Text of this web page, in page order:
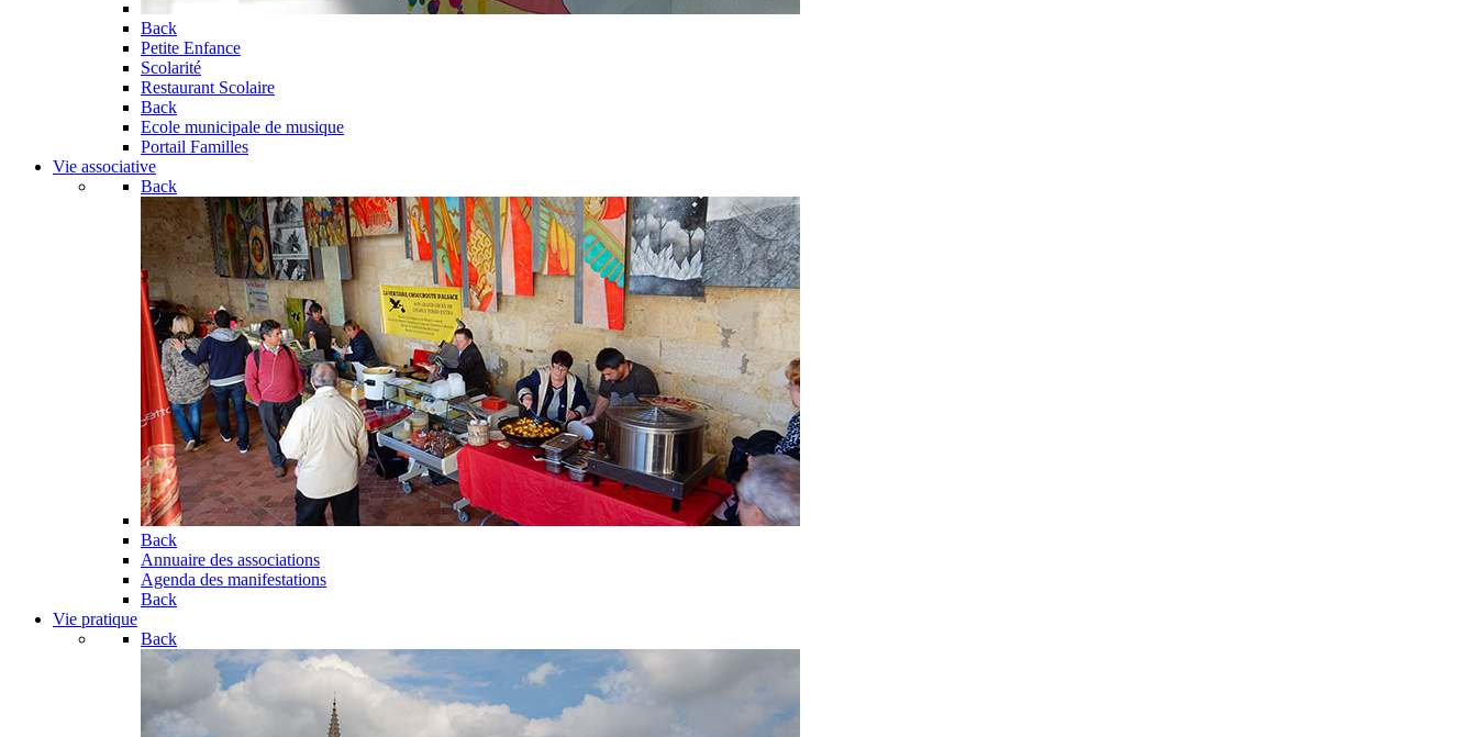
Back
Petite Enfance
Scolarité
Restaurant Scolaire
Back
Ecole municipale de musique
Portail Familles
Vie associative
Back
Back
Annuaire des associations
Agenda des manifestations
Back
Vie pratique
Back